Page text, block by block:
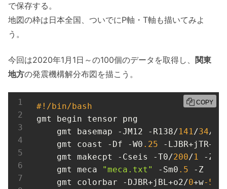
で保存する。
地図の枠は日本全国、ついでにP軸・T軸も描いてみよ
う。
今回は2020年1月1日～の100個のデータを取得し、 関東
地方の発震機構解分布図を描こう。
#!/bin/bash
gmt begin tensor png
    gmt basemap -JM12 -R138/
141 /34/
    gmt coast -Df -W0
.25 -
    gmt makecpt -Cseis -T0/
200/1
-Z
    gmt meca
"meca.txt" -Sm0 .5 -Z
    gmt colorbar -DJBR+jBL+o2/
0+w-5
COPY